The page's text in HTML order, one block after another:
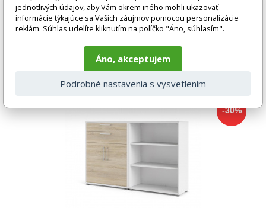
-30%
jednotlivých údajov, aby Vám okrem iného mohli ukazovať
informácie týkajúce sa Vašich záujmov pomocou personalizácie
reklám. Súhlas udelíte kliknutím na políčko "Áno, súhlasím".
Áno, akceptujem
Podrobné nastavenia s vysvetlením